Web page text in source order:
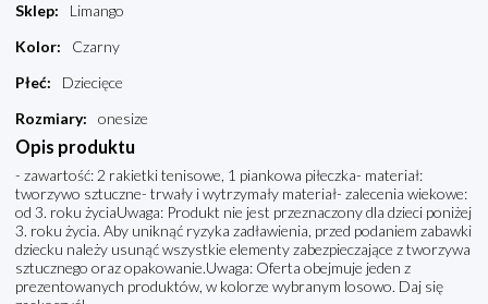
Sklep:
Limango
Kolor:
Czarny
Płeć:
Dziecięce
Rozmiary: onesize
Opis produktu
- zawartość: 2 rakietki tenisowe, 1 piankowa piłeczka- materiał:
tworzywo sztuczne- trwały i wytrzymały materiał- zalecenia wiekowe:
od 3. roku życiaUwaga: Produkt nie jest przeznaczony dla dzieci poniżej
3. roku życia. Aby uniknąć ryzyka zadławienia, przed podaniem zabawki
dziecku należy usunąć wszystkie elementy zabezpieczające z tworzywa
sztucznego oraz opakowanie.Uwaga: Oferta obejmuje jeden z
prezentowanych produktów, w kolorze wybranym losowo. Daj się